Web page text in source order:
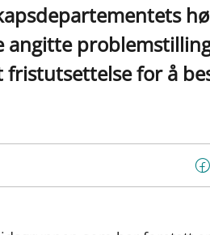
angitte
fristutsettelse for å
F
a